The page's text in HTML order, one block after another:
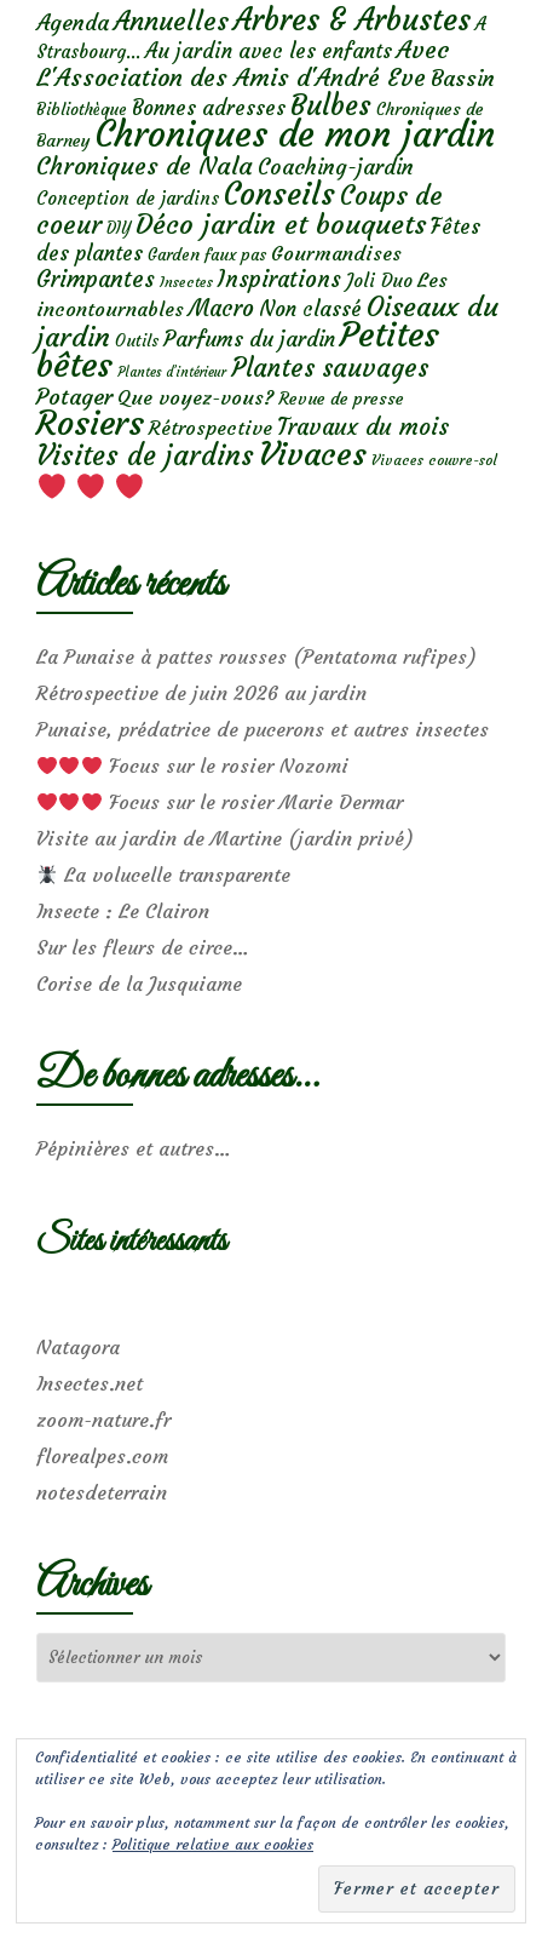
AgendaAnnuellesArbres & Arbustes A
Strasbourg... Au jardin avec les enfantsAvec
L'Association des Amis d'André Eve Bassin
Bibliothèque Bonnes adresses Bulbes Chroniques de
Barney Chroniques de mon jardin
Chroniques de Nala Coaching-jardin
Conception de jardins ConseilsCoups de
coeur DIY Déco jardin et bouquetsFêtes
des plantes Garden faux pas Gourmandises
Grimpantes Insectes Inspirations Joli Duo Les
incontournables Macro Non classé Oiseaux du
jardin Outils Parfums du jardinPetites
bêtes Plantes d’intérieur Plantes sauvages
Potager Que voyez-vous? Revue de presse
Rosiers Rétrospective Travaux du mois
Visites de jardins Vivaces Vivaces couvre-sol
Articles récents
La Punaise à pattes rousses (Pentatoma rufipes)
Rétrospective de juin 2026 au jardin
Punaise, prédatrice de pucerons et autres insectes
Focus sur le rosier Nozomi
Focus sur le rosier Marie Dermar
Visite au jardin de Martine (jardin privé)
La volucelle transparente
Insecte : Le Clairon
Sur les fleurs de circe…
Corise de la Jusquiame
De bonnes adresses…
Pépinières et autres…
Sites intéressants
Natagora
Insectes.net
zoom-nature.fr
florealpes.com
notesdeterrain
Archives
Confidentialité et cookies : ce site utilise des cookies. En continuant à
utiliser ce site Web, vous acceptez leur utilisation.
Pour en savoir plus, notamment sur la façon de contrôler les cookies,
consultez :Politique relative aux cookies